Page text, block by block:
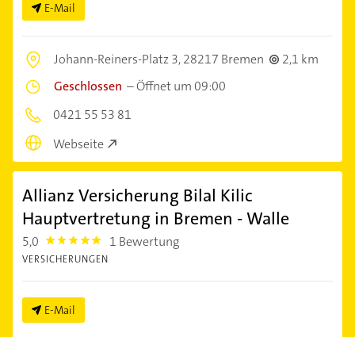
E-Mail
Johann-Reiners-Platz 3,28217 Bremen
2,1 km
Geschlossen –Öffnet um 09:00
0421 55 53 81
Webseite
Allianz Versicherung Bilal Kilic
Hauptvertretung in Bremen - Walle
5,0 5.0 1 Bewertung
VERSICHERUNGEN
E-Mail